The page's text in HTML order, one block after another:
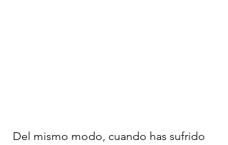
Del mismo modo, cuando has sufrido